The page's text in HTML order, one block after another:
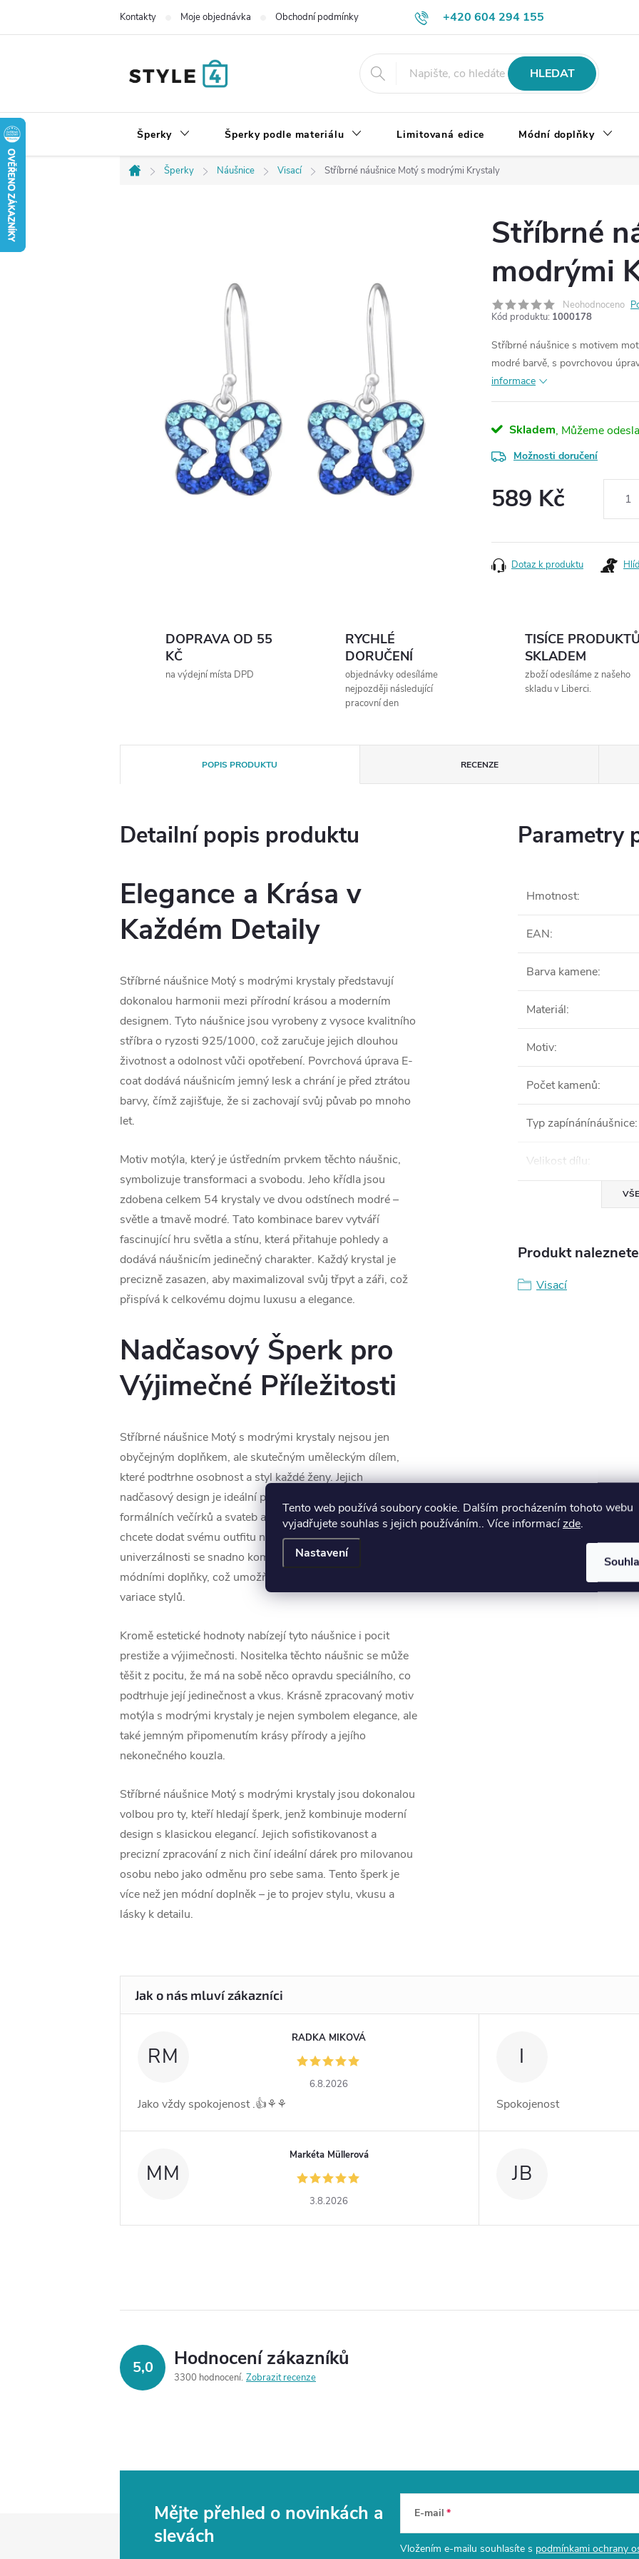
Tento web používá soubory cookie. Dalším procházením tohoto webu
vyjadřujete souhlas s jejich používáním.. Více informacízde.
Nastavení
+420 604 294 155
Kontakty Moje objednávka Obchodní podmínky Výměna, vrácení a reklamace zboží
HLEDAT
Šperky Šperky podle materiálu Limitovaná edice Módní doplňky
Domů
Šperky Náušnice Visací Stříbrné náušnice Motý s modrými Krystaly
Stříbrné
modrými
Neohodnoceno
Kód produktu: 1000178
Stříbrné náušnice s motivem
modré barvě, s povrchovou
informace
Skladem
Možnosti doručení
589 Kč
Dotaz k produktu
DOPRAVA OD 55
KČ
na výdejní místa DPD
RYCHLÉ
DORUČENÍ
objednávky odesíláme
nejpozději následující
pracovní den
TISÍCE
SKLADEM
zboží odesíláme z našeho
skladu v Liberci.
POPIS PRODUKTU RECENZE
Detailní popis produktu
Elegance a Krása v
Každém Detaily
Stříbrné náušnice Motý s modrými krystaly představují
dokonalou harmonii mezi přírodní krásou a moderním
designem. Tyto náušnice jsou vyrobeny z vysoce kvalitního
stříbra o ryzosti 925/1000, což zaručuje jejich dlouhou
životnost a odolnost vůči opotřebení. Povrchová úprava E-
coat dodává náušnicím jemný lesk a chrání je před ztrátou
barvy, čímž zajišťuje, že si zachovají svůj půvab po mnoho
let.
Motiv motýla, který je ústředním prvkem těchto náušnic,
symbolizuje transformaci a svobodu. Jeho křídla jsou
zdobena celkem 54 krystaly ve dvou odstínech modré –
světle a tmavě modré. Tato kombinace barev vytváří
fascinující hru světla a stínu, která přitahuje pohledy a
dodává náušnicím jedinečný charakter. Každý krystal je
precizně zasazen, aby maximalizoval svůj třpyt a záři, což
přispívá k celkovému dojmu luxusu a elegance.
Nadčasový Šperk pro
Výjimečné Příležitosti
Stříbrné náušnice Motý s modrými krystaly nejsou jen
obyčejným doplňkem, ale skutečným uměleckým dílem,
které podtrhne osobnost a styl každé ženy. Jejich
nadčasový design je ideální pro různé příležitosti – od
formálních večírků a svateb až po každodenní nošení, kdy
chcete dodat svému outfitu nádech elegance. Díky své
univerzálnosti se snadno kombinují s dalšími šperky a
módními doplňky, což umožňuje vytvářet nekonečné
variace stylů.
Kromě estetické hodnoty nabízejí tyto náušnice i pocit
prestiže a výjimečnosti. Nositelka těchto náušnic se může
těšit z pocitu, že má na sobě něco opravdu speciálního, co
podtrhuje její jedinečnost a vkus. Krásně zpracovaný motiv
motýla s modrými krystaly je nejen symbolem elegance, ale
také jemným připomenutím krásy přírody a jejího
nekonečného kouzla.
Stříbrné náušnice Motý s modrými krystaly jsou dokonalou
volbou pro ty, kteří hledají šperk, jenž kombinuje moderní
design s klasickou elegancí. Jejich sofistikovanost a
precizní zpracování z nich činí ideální dárek pro milovanou
osobu nebo jako odměnu pro sebe sama. Tento šperk je
více než jen módní doplněk – je to projev stylu, vkusu a
lásky k detailu.
Parametry
Hmotnost:
EAN:
Barva kamene:
Materiál:
Motiv:
Počet kamenů:
Typ zapínánínáušnice:
Velikost dílu :
Produkt
Visací
RM
RADKA MIKOVÁ
6.8.2026
Jako vždy spokojenost .👍⚘️⚘️
I
Spokojenost
MM
Markéta Müllerová
3.8.2026
JB
5,0 Hodnocení zákazníků
3300 hodnocení Zobrazit recenze
Mějte přehled o novinkách a
slevách
E-mail
Vložením e-mailu souhlasíte s podmínkami ochrany